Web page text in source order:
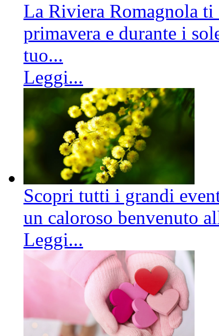
La Riviera Romagnola
primavera e durante i
tuo...
Leggi...
Scopri tutti i grandi
un caloroso benvenuto
Leggi...